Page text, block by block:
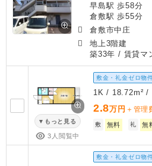
早島駅 歩58分
倉敷駅 歩55分
倉敷市中庄
地上3階建
築33年 / 賃貸マ
もっと見る
3人閲覧中
敷金・礼金ゼロ物
1K / 18.72m² /
2.8万円 ＋管理
敷 無料 礼 無
敷金・礼金ゼロ物